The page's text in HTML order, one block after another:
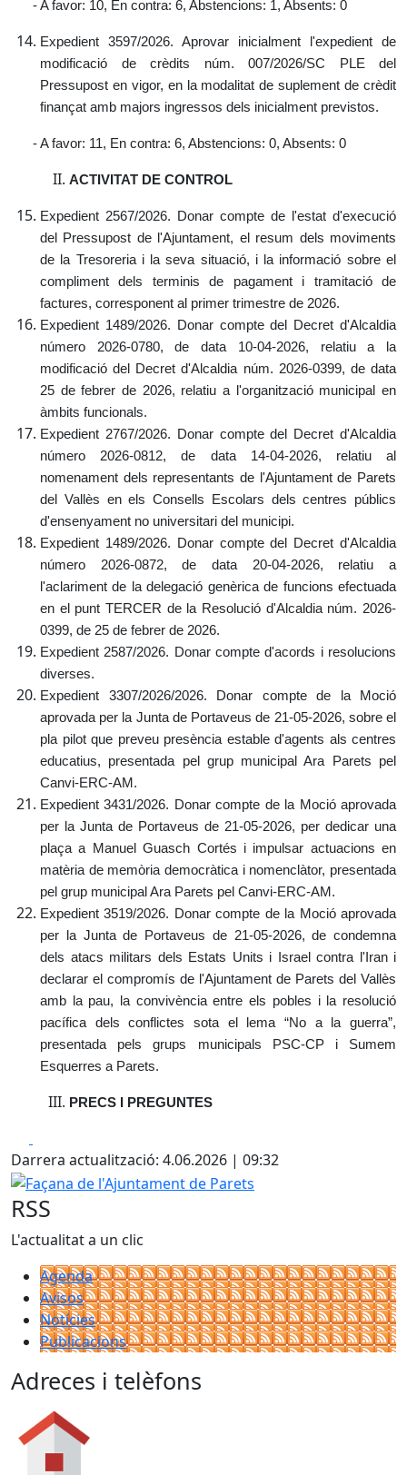
- A favor: 10, En contra: 6, Abstencions: 1, Absents: 0
Expedient 3597/2026. Aprovar inicialment l'expedient de
modificació de crèdits núm. 007/2026/SC PLE del
Pressupost en vigor, en la modalitat de suplement de crèdit
finançat amb majors ingressos dels inicialment previstos.
- A favor: 11, En contra: 6, Abstencions: 0, Absents: 0
ACTIVITAT DE CONTROL
Expedient 2567/2026. Donar compte de l'estat d'execució
del Pressupost de l'Ajuntament, el resum dels moviments
de la Tresoreria i la seva situació, i la informació sobre el
compliment dels terminis de pagament i tramitació de
factures, corresponent al primer trimestre de 2026.
Expedient 1489/2026. Donar compte del Decret d'Alcaldia
número 2026-0780, de data 10-04-2026, relatiu a la
modificació del Decret d'Alcaldia núm. 2026-0399, de data
25 de febrer de 2026, relatiu a l'organització municipal en
àmbits funcionals.
Expedient 2767/2026. Donar compte del Decret d'Alcaldia
número 2026-0812, de data 14-04-2026, relatiu al
nomenament dels representants de l'Ajuntament de Parets
del Vallès en els Consells Escolars dels centres públics
d'ensenyament no universitari del municipi.
Expedient 1489/2026. Donar compte del Decret d'Alcaldia
número 2026-0872, de data 20-04-2026, relatiu a
l'aclariment de la delegació genèrica de funcions efectuada
en el punt TERCER de la Resolució d'Alcaldia núm. 2026-
0399, de 25 de febrer de 2026.
Expedient 2587/2026. Donar compte d'acords i resolucions
diverses.
Expedient 3307/2026/2026. Donar compte de la Moció
aprovada per la Junta de Portaveus de 21-05-2026, sobre el
pla pilot que preveu presència estable d'agents als centres
educatius, presentada pel grup municipal Ara Parets pel
Canvi-ERC-AM.
Expedient 3431/2026. Donar compte de la Moció aprovada
per la Junta de Portaveus de 21-05-2026, per dedicar una
plaça a Manuel Guasch Cortés i impulsar actuacions en
matèria de memòria democràtica i nomenclàtor, presentada
pel grup municipal Ara Parets pel Canvi-ERC-AM.
Expedient 3519/2026. Donar compte de la Moció aprovada
per la Junta de Portaveus de 21-05-2026, de condemna
dels atacs militars dels Estats Units i Israel contra l'Iran i
declarar el compromís de l'Ajuntament de Parets del Vallès
amb la pau, la convivència entre els pobles i la resolució
pacífica dels conflictes sota el lema “No a la guerra”,
presentada pels grups municipals PSC-CP i Sumem
Esquerres a Parets.
PRECS I PREGUNTES
Darrera actualització: 4.06.2026 | 09:32
Façana de l'Ajuntament de Parets
RSS
L'actualitat a un clic
Agenda
Avisos
Notícies
Publicacions
Adreces i telèfons